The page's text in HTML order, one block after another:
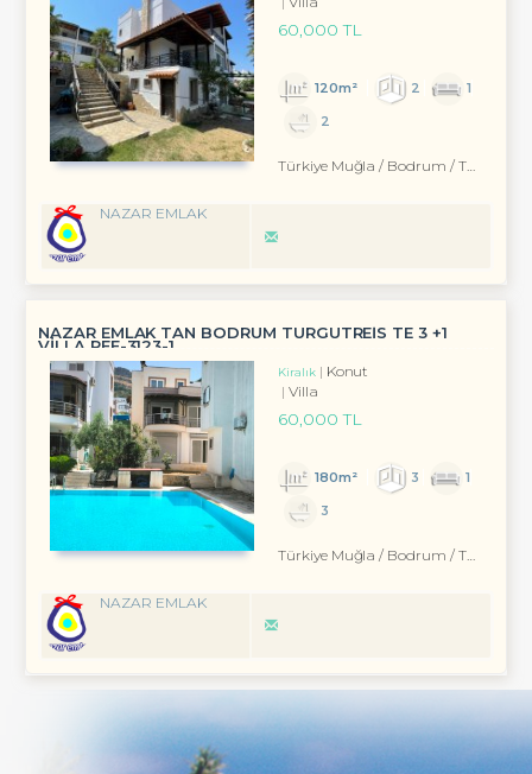
60,000 TL
120m² 2
1
2
Türkiye Muğla / Bodrum / Turgutreis
NAZAR EMLAK
NAZAR EMLAK TAN BODRUM TURGUTREİS TE 3 +1
VİLLA REF-3123-1
Kiralık
Konut
Villa
60,000 TL
180m² 3
1
3
Türkiye Muğla / Bodrum / Turgutreis
NAZAR EMLAK